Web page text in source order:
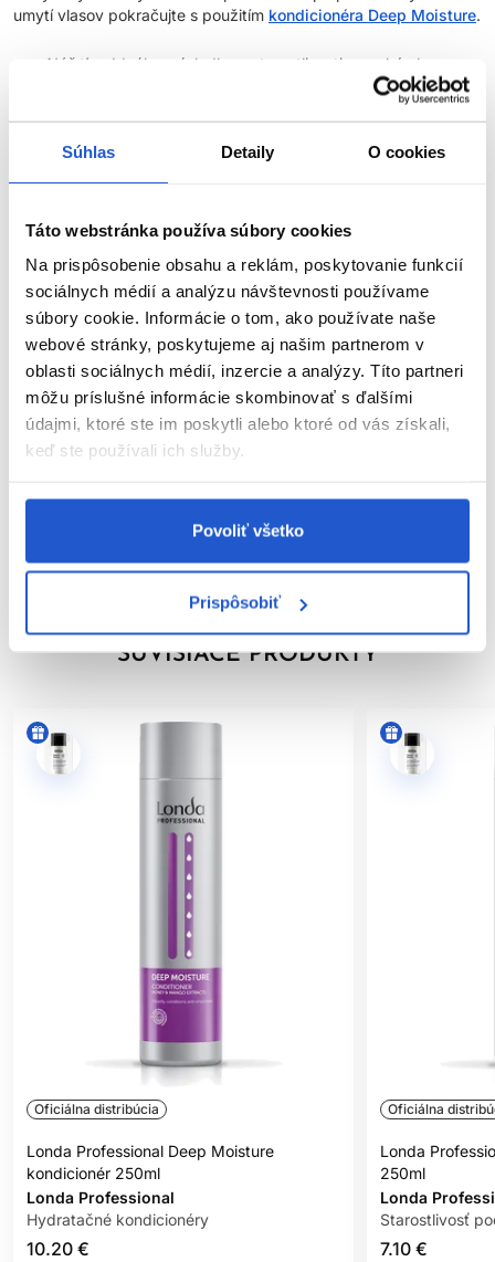
Súhlas Detaily O cookies
Táto webstránka používa súbory cookies
Na prispôsobenie obsahu a reklám, poskytovanie funkcií
sociálnych médií a analýzu návštevnosti používame
súbory cookie. Informácie o tom, ako používate naše
webové stránky, poskytujeme aj našim partnerom v
oblasti sociálnych médií, inzercie a analýzy. Títo partneri
môžu príslušné informácie skombinovať s ďalšími
údajmi, ktoré ste im poskytli alebo ktoré od vás získali,
keď ste používali ich služby.
Povoliť všetko
Prispôsobiť
umytí vlasov pokračujte s použitím kondicionéra Deep Moisture.
Náš tip
- Ideálne výsledky v starostlivosti o suché vlasy
radu Deep Moisture.
Rad Deep Moisture sa stará o vlasy, ktoré postrádajú
narúša prirodzenú rovnováhu hydratácie a vlasy môžu pôsobiť
Rovnako ako tepelné nástroje dehydruje vlas slnka, ktoré po lete
môže zanechať aj prírodné nefarbené vlasy suché v koncoch a
dĺžkach. Práve pre tieto prípady sú tu produkty radu Deep
Moisture, ktoré vďaka Radialux Micro-Ionsdoplnia rovnováhu
vo vlasoch.
Parametre
Značka
Hodnotenia
SÚVISIACE PRODUKTY
Oficiálna distribúcia
Londa Professional Deep Moisture
kondicionér 250ml
Londa Professional
Hydratačné kondicionéry
10.20 €
Oficiálna
Londa
250ml
Londa
Starostlivosť
7.10 €